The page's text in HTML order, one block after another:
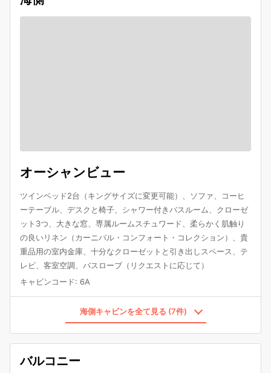
オーシャンビュー
ツインベッド2台（キングサイズに変更可能）、ソファ、コーヒ
ーテーブル、デスクと椅子、シャワー付きバスルーム、クローゼ
ット3つ、大きな窓、専属ルームスチュワード、柔らかく肌触り
の良いリネン（カーニバル・コンフォート・コレクション）、貴
重品用の室内金庫、十分なクローゼットと引き出しスペース、テ
レビ、客室空調、バスローブ（リクエストに応じて）
キャビンコード: 6A
海側キャビンを全て見る (7件)
バルコニー